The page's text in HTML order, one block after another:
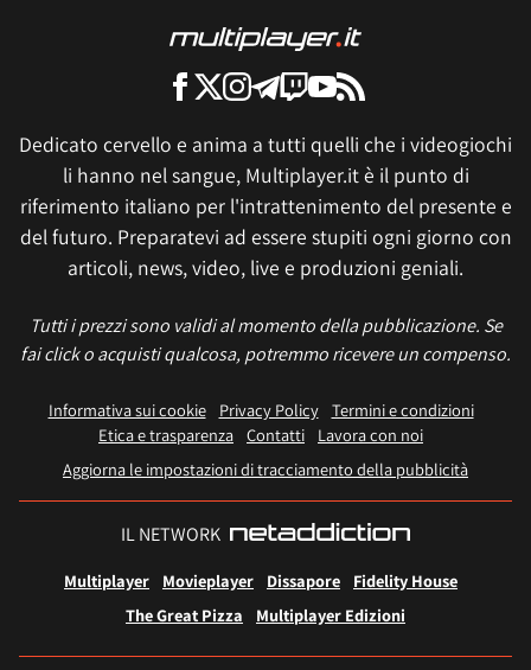
Dedicato cervello e anima a tutti quelli che i videogiochi
li hanno nel sangue, Multiplayer.it è il punto di
riferimento italiano per l'intrattenimento del presente e
del futuro. Preparatevi ad essere stupiti ogni giorno con
articoli, news, video, live e produzioni geniali.
Tutti i prezzi sono validi al momento della pubblicazione. Se
fai click o acquisti qualcosa, potremmo ricevere un compenso.
Informativa sui cookie Privacy Policy
Termini e condizioni
Etica e trasparenza Contatti
Lavora con noi
Aggiorna le impostazioni di tracciamento della pubblicità
IL NETWORK
Multiplayer Movieplayer Dissapore
Fidelity House
The Great Pizza
Multiplayer Edizioni